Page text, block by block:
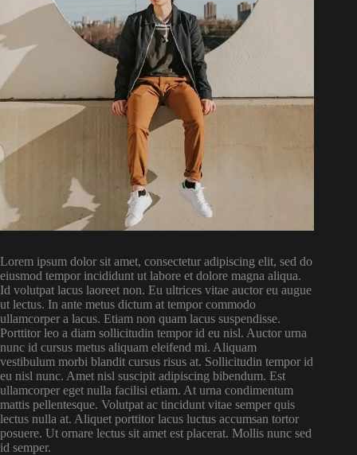
Lorem ipsum dolor sit amet, consectetur adipiscing elit, sed do
eiusmod tempor incididunt ut labore et dolore magna aliqua.
Id volutpat lacus laoreet non. Eu ultrices vitae auctor eu augue
ut lectus. In ante metus dictum at tempor commodo
ullamcorper a lacus. Etiam non quam lacus suspendisse.
Porttitor leo a diam sollicitudin tempor id eu nisl. Auctor urna
nunc id cursus metus aliquam eleifend mi. Aliquam
vestibulum morbi blandit cursus risus at. Sollicitudin tempor id
eu nisl nunc. Amet nisl suscipit adipiscing bibendum. Est
ullamcorper eget nulla facilisi etiam. At urna condimentum
mattis pellentesque. Volutpat ac tincidunt vitae semper quis
lectus nulla at. Aliquet porttitor lacus luctus accumsan tortor
posuere. Ut ornare lectus sit amet est placerat. Mollis nunc sed
id semper.